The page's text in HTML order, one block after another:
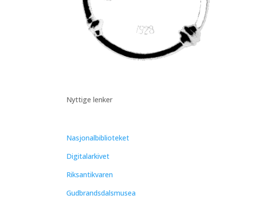
Nyttige lenker
Nasjonalbiblioteket
Digitalarkivet
Riksantikvaren
Gudbrandsdalsmusea